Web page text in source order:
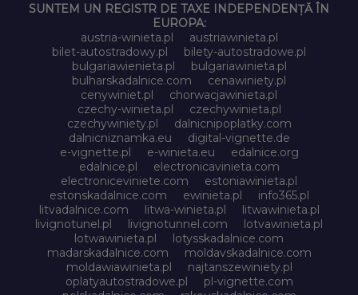
SUNTEM UN REGISTR DE TAXE INDEPENDENȚĂ ÎN
EUROPA:
austria-winieta.pl
austriawinieta.pl
bilet-autostradowy.pl
bilety-autostradowe.pl
bulgariawienieta.pl
bulgariawinieta.pl
bulharskadalnice.com
cenawiniety.pl
cenywiniet.pl
chorwacjawinieta.pl
czechy-winieta.pl
czechywinieta.pl
czechywiniety.pl
dalnicnipoplatky.com
dalnicniznamka.eu
digital-vignette.de
e-vignette.pl
e-winieta.eu
edalnice.org
edalnice.pl
electronicavinieta.com
electroniceviniete.com
estoniawinieta.pl
estonskadalnice.com
ewinieta.pl
info365.pl
litvadalnice.com
litwa-winieta.pl
litwawinieta.pl
livignotunel.pl
livignotunnel.com
lotvawinieta.pl
lotwawinieta.pl
lotysskadalnice.com
madarskadalnice.com
moldavskadalnice.com
moldawiawinieta.pl
najtanszewiniety.pl
oplatyautostradowe.pl
pl-vignette.com